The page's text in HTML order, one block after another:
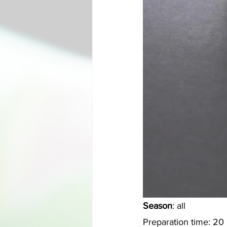
Season: all
Preparation time: 20